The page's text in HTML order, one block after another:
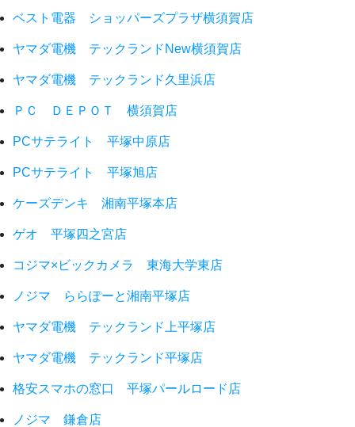
ベスト電器 ショッパーズプラザ横須賀店
ヤマダ電機 テックランドNew横須賀店
ヤマダ電機 テックランド久里浜店
ＰＣ ＤＥＰＯＴ 横須賀店
PCサテライト 平塚中原店
PCサテライト 平塚旭店
ケーズデンキ 湘南平塚本店
ゲオ 平塚四之宮店
コジマ×ビックカメラ 東海大学東店
ノジマ ららぽーと湘南平塚店
ヤマダ電機 テックランド上平塚店
ヤマダ電機 テックランド平塚店
格安スマホの窓口 平塚パールロード店
ノジマ 鎌倉店